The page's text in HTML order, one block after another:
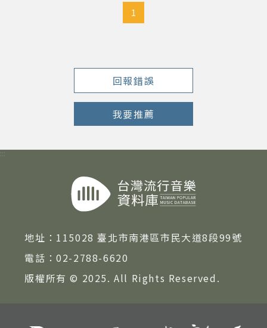
1
回報錯誤
我要推薦
:::
地址： 115028 臺北市南港區市民大道8段99號
電話：02-2788-6620
版權所有 © 2025. All Rights Reserved.